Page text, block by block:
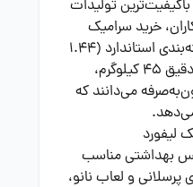
تولیدات
خرید سرامیک
دیواری لیفورد را به دلیل بسته‌بندی استاندارد (1.44
متر مربع در هر کارتن) و وزن دقیق 45 کیلوگرم،
می‌دانند که
لیفورد
بهداشتی مناسب
و لعاب نانو،